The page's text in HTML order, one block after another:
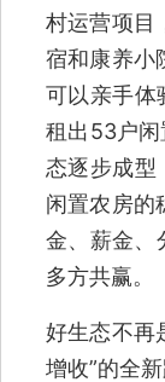
村运营项目
宿和康养小
可以亲手体
租出53户
态逐步成型
闲置农房的
金、薪金、
多方共赢。
好生态不再
增收”的全